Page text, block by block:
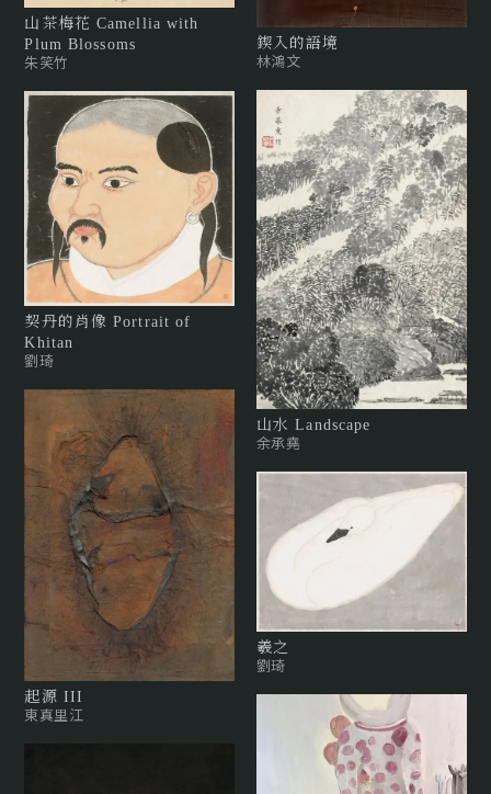
山茶梅花 Camellia with
Plum Blossoms
朱笑竹
契丹的肖像 Portrait of
Khitan
劉琦
起源 III
東真里江
鍥入的語境
林鴻文
山水 Landscape
余承堯
羲之
劉琦